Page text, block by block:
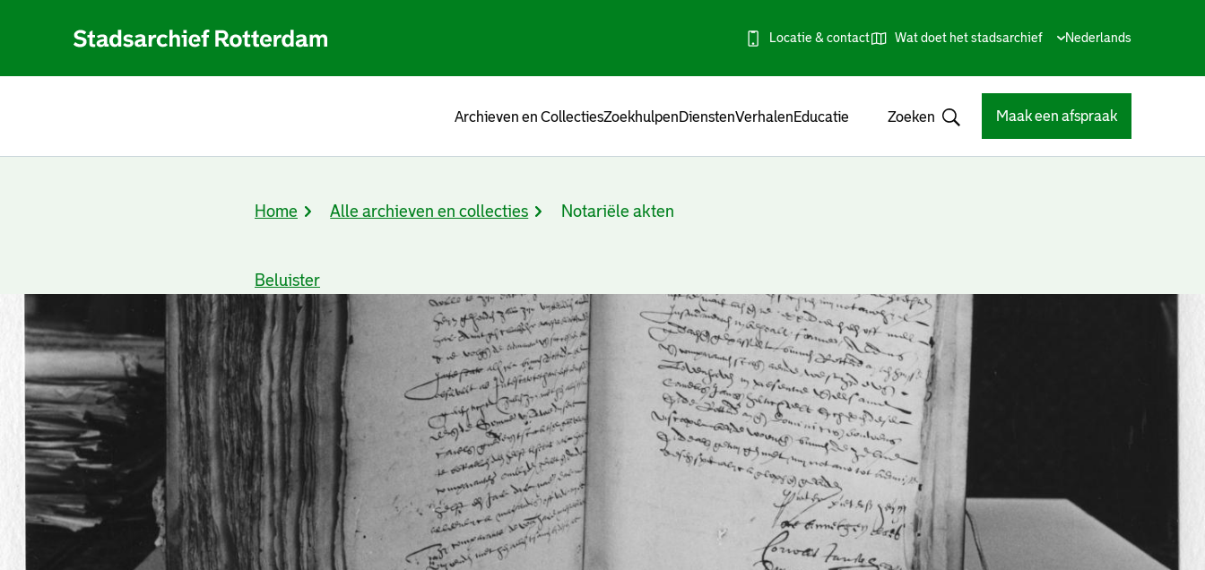
Locatie & contact Wat doet het stadsarchief
Huidige
Nederlands
Archieven en CollectiesZoekhulpenDienstenVerhalenEducatie Zoeken Maak een afspraak
Kruimelpad
Home Alle archieven en collecties Notariële akten
Beluister